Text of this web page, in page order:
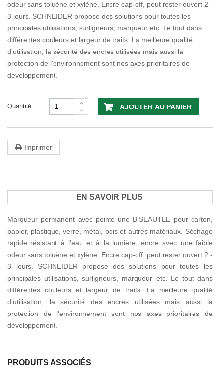
odeur sans toluène et xylène. Encre cap-off, peut rester ouvert 2 -
3 jours. SCHNEIDER propose des solutions pour toutes les
principales utilisations, surligneurs, marqueur etc. Le tout dans
différentes couleurs et largeur de traits. La meilleure qualité
d'utilisation, la sécurité des encres utilisées mais aussi la
protection de l'environnement sont nos axes prioritaires de
développement.
Quantité AJOUTER AU PANIER
Imprimer
EN SAVOIR PLUS
Marqueur permanent avec pointe une BISEAUTEE pour carton,
papier, plastique, verre, métal, bois et autres matériaux. Séchage
rapide résistant à l'eau et à la lumière, encre avec une faible
odeur sans toluène et xylène. Encre cap-off, peut rester ouvert 2 -
3 jours. SCHNEIDER propose des solutions pour toutes les
principales utilisations, surligneurs, marqueur etc. Le tout dans
différentes couleurs et largeur de traits. La meilleure qualité
d'utilisation, la sécurité des encres utilisées mais aussi la
protection de l'environnement sont nos axes prioritaires de
développement.
PRODUITS ASSOCIÉS